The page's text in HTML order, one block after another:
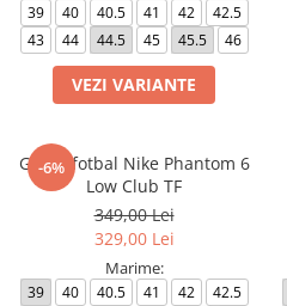
39 40 40.5 41 42
42.5
43
44 44.5 45 45.5 46
VEZI VARIANTE
-6%
Ghete fotbal Nike Phantom 6
Low Club TF
349,00 Lei
329,00 Lei
Marime:
39 40 40.5 41 42
42.5